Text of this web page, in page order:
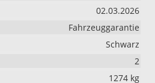
02.03.2026
Fahrzeuggarantie
Schwarz
2
1274 kg